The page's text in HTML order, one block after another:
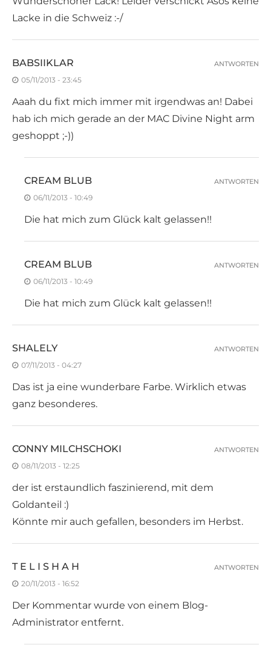
Lacke in die Schweiz :-/
BABSIIKLAR
05/11/2013 - 23:45
Aaah du fixt mich immer mit irgendwas an! Dabei
hab ich mich gerade an der MAC Divine Night arm
geshoppt ;-))
ANTWORTEN
CREAM BLUB
06/11/2013 - 10:49
Die hat mich zum Glück kalt gelassen!!
ANTWORTEN
CREAM BLUB
06/11/2013 - 10:49
Die hat mich zum Glück kalt gelassen!!
ANTWORTEN
SHALELY
07/11/2013 - 04:27
Das ist ja eine wunderbare Farbe. Wirklich etwas
ganz besonderes.
ANTWORTEN
CONNY MILCHSCHOKI
08/11/2013 - 12:25
der ist erstaundlich faszinierend, mit dem
Goldanteil :)
Könnte mir auch gefallen, besonders im Herbst.
ANTWORTEN
T E L I S H A H
20/11/2013 - 16:52
Der Kommentar wurde von einem Blog-
Administrator entfernt.
ANTWORTEN